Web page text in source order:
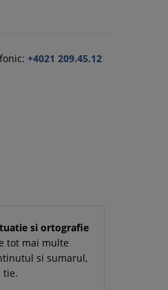
+4021 209.45.12
si ortografie
tot mai multe
si sumarul,
tie.